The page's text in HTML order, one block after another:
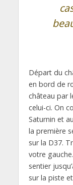
Départ du
en bord de
château par
celui-ci. On
Saturnin et
la première
sur la D37.
votre
sentier
sur la piste